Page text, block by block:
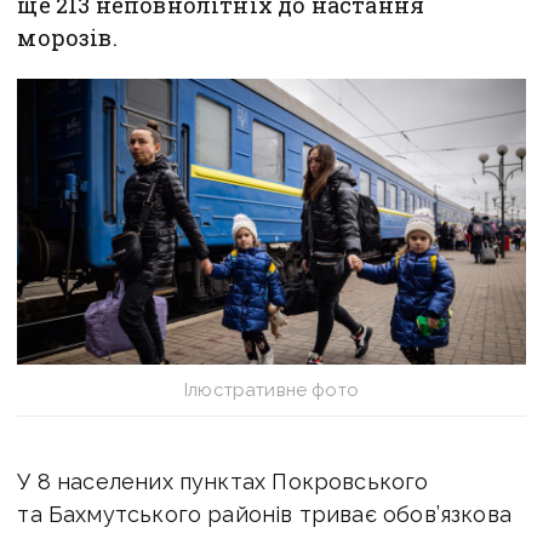
морозів.
Ілюстративне фото
У 8 населених пунктах Покровського
та Бахмутського районів триває обов’язкова